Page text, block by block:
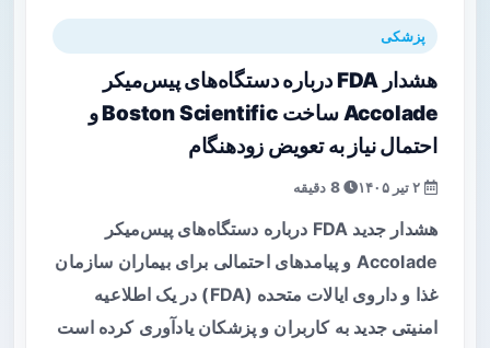
پزشکی
هشدار FDA درباره دستگاه‌های پیس‌میکر
Accolade ساخت Boston Scientific و
احتمال نیاز به تعویض زودهنگام
8 دقیقه
هشدار جدید FDA درباره دستگاه‌های پیس‌میکر
Accolade و پیامدهای احتمالی برای بیماران سازمان
غذا و داروی ایالات متحده (FDA) در یک اطلاعیه
امنیتی جدید به کاربران و پزشکان یادآوری کرده است